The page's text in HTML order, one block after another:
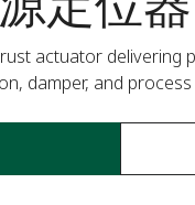
actuator
damper, and